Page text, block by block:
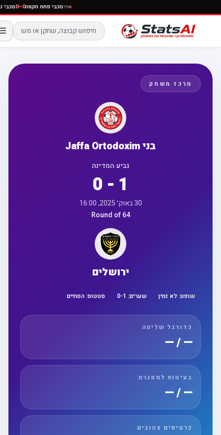
חימכבי פתח תקווה0–0
☰
מרכז משחק
בני Jaffa Ortodoxim
גביע המדינה
0 - 1
30 באוק׳ 2025, 16:00
Round of 64
ירושלים
שופט:לא זמין שערים: 0 -1 סטטוס:הסתיים
כדורגל שליטה
— / —
בעיטות למסגרת
— / —
כרטיסים צהובים